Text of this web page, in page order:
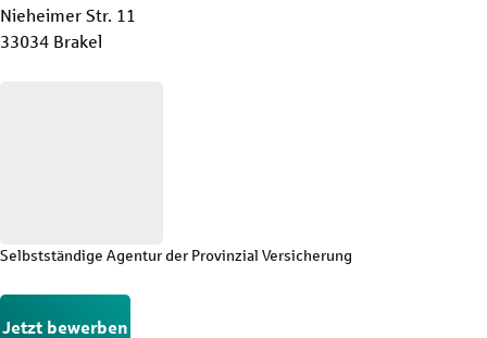
Nieheimer Str. 11
33034 Brakel
Selbstständige Agentur der Provinzial Versicherung
Jetzt bewerben